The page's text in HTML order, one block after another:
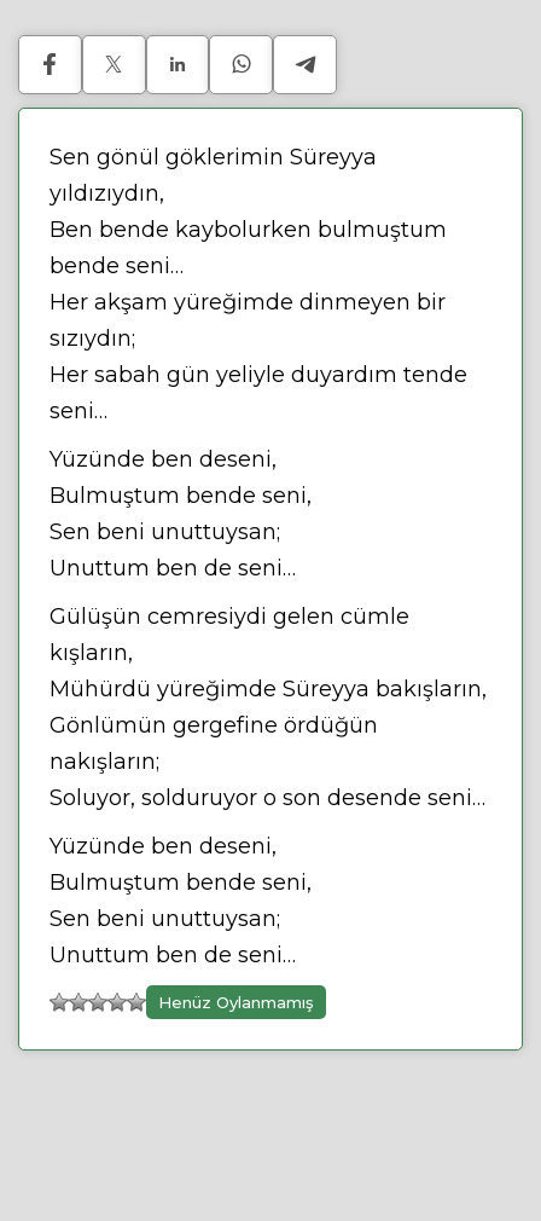
Sen gönül göklerimin Süreyya
yıldızıydın,
Ben bende kaybolurken bulmuştum
bende seni…
Her akşam yüreğimde dinmeyen bir
sızıydın;
Her sabah gün yeliyle duyardım tende
seni…
Yüzünde ben deseni,
Bulmuştum bende seni,
Sen beni unuttuysan;
Unuttum ben de seni…
Gülüşün cemresiydi gelen cümle
kışların,
Mühürdü yüreğimde Süreyya bakışların,
Gönlümün gergefine ördüğün
nakışların;
Soluyor, solduruyor o son desende seni…
Yüzünde ben deseni,
Bulmuştum bende seni,
Sen beni unuttuysan;
Unuttum ben de seni…
Henüz Oylanmamış